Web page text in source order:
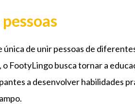
de unir pessoas de
o FootyLingo busca tornar a
a desenvolver habilidades